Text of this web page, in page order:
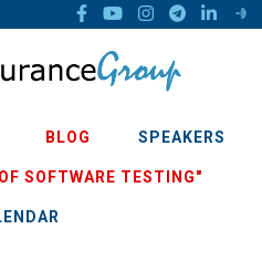
BLOG SPEAKERS
SOFTWARE TESTING"